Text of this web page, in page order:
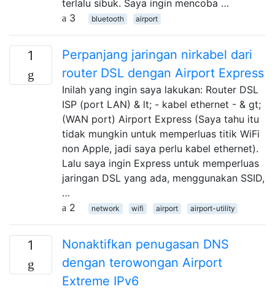
terlalu sibuk. Saya ingin mencoba …
3
bluetooth airport
1
Perpanjang jaringan nirkabel dari
router DSL dengan Airport Express
Inilah yang ingin saya lakukan: Router DSL
ISP (port LAN) & lt; - kabel ethernet - & gt;
(WAN port) Airport Express (Saya tahu itu
tidak mungkin untuk memperluas titik WiFi
non Apple, jadi saya perlu kabel ethernet).
Lalu saya ingin Express untuk memperluas
jaringan DSL yang ada, menggunakan SSID,
…
2
network wifi airport airport-utility
1
Nonaktifkan penugasan DNS
dengan terowongan Airport
Extreme IPv6